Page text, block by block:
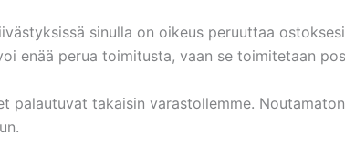
sinulla on oikeus peruuttaa
enää perua toimitusta, vaan se toimitetaan
palautuvat takaisin varastollemme.